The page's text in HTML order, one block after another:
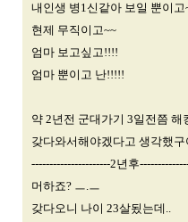
내인생 병1신같아 보일 뿐이고
현제 무직이고~~
엄마 보고싶고!!!!
엄마 뿐이고 난!!!!!
약 2년전 군대가기 3일전쯤 해
갖다와서해야겠다고 생각했구
----------------------2년후
머하죠? ㅡ.ㅡ
갖다오니 나이 23살됬는데..